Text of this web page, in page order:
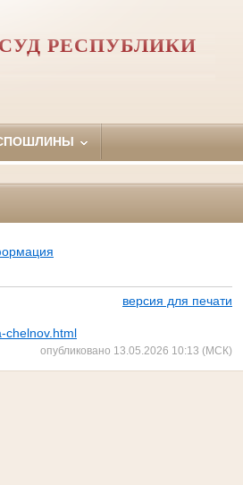
РЕСПУБЛИКИ
версия для печати
chelnov.html
опубликовано 13.05.2026 10:13 (МСК)